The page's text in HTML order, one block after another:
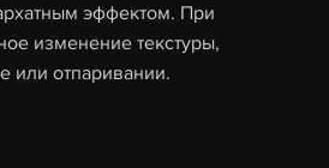
эффектом. При
изменение текстуры,
или отпаривании.